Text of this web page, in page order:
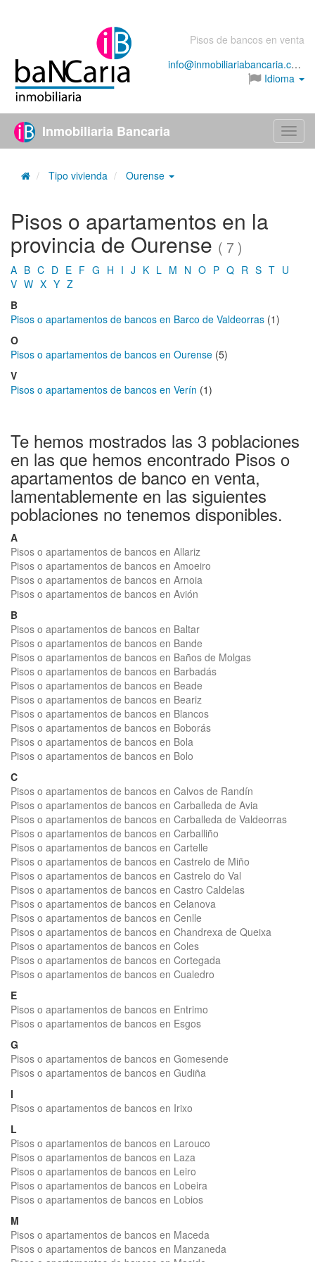
Pisos de bancos en venta
info@inmobiliariabancaria.com
Idioma
Menú
Inmobiliaria Bancaria
Tipo vivienda Ourense
Pisos o apartamentos en la
provincia de Ourense ( 7 )
A B C D E F G H I J K L M N O P Q R S T U
V W X Y Z
B
Pisos o apartamentos de bancos en Barco de Valdeorras (1)
O
Pisos o apartamentos de bancos en Ourense (5)
V
Pisos o apartamentos de bancos en Verín (1)
Te hemos mostrados las 3 poblaciones
en las que hemos encontrado Pisos o
apartamentos de banco en venta,
lamentablemente en las siguientes
poblaciones no tenemos disponibles.
A
Pisos o apartamentos de bancos en Allariz
Pisos o apartamentos de bancos en Amoeiro
Pisos o apartamentos de bancos en Arnoia
Pisos o apartamentos de bancos en Avión
B
Pisos o apartamentos de bancos en Baltar
Pisos o apartamentos de bancos en Bande
Pisos o apartamentos de bancos en Baños de Molgas
Pisos o apartamentos de bancos en Barbadás
Pisos o apartamentos de bancos en Beade
Pisos o apartamentos de bancos en Beariz
Pisos o apartamentos de bancos en Blancos
Pisos o apartamentos de bancos en Boborás
Pisos o apartamentos de bancos en Bola
Pisos o apartamentos de bancos en Bolo
C
Pisos o apartamentos de bancos en Calvos de Randín
Pisos o apartamentos de bancos en Carballeda de Avia
Pisos o apartamentos de bancos en Carballeda de Valdeorras
Pisos o apartamentos de bancos en Carballiño
Pisos o apartamentos de bancos en Cartelle
Pisos o apartamentos de bancos en Castrelo de Miño
Pisos o apartamentos de bancos en Castrelo do Val
Pisos o apartamentos de bancos en Castro Caldelas
Pisos o apartamentos de bancos en Celanova
Pisos o apartamentos de bancos en Cenlle
Pisos o apartamentos de bancos en Chandrexa de Queixa
Pisos o apartamentos de bancos en Coles
Pisos o apartamentos de bancos en Cortegada
Pisos o apartamentos de bancos en Cualedro
E
Pisos o apartamentos de bancos en Entrimo
Pisos o apartamentos de bancos en Esgos
G
Pisos o apartamentos de bancos en Gomesende
Pisos o apartamentos de bancos en Gudiña
I
Pisos o apartamentos de bancos en Irixo
L
Pisos o apartamentos de bancos en Larouco
Pisos o apartamentos de bancos en Laza
Pisos o apartamentos de bancos en Leiro
Pisos o apartamentos de bancos en Lobeira
Pisos o apartamentos de bancos en Lobios
M
Pisos o apartamentos de bancos en Maceda
Pisos o apartamentos de bancos en Manzaneda